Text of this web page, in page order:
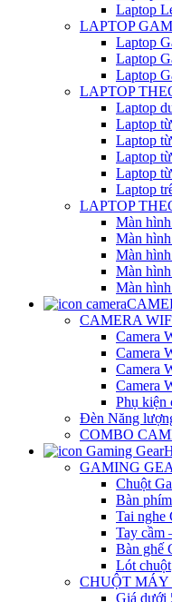
Laptop
LAPTOP
Laptop
Laptop
Laptop
LAPTOP
Laptop
Laptop
Laptop
Laptop
Laptop
Laptop
LAPTOP
Màn hình
Màn
Màn
Màn
Màn
CAMERA
Camera
Camera
Camera
Camera
Phụ kiện
Đèn Năng
COMBO
GAMING
Chuột
Bàn
Tai nghe
Tay cầm
Bàn ghế
Lót chuột
CHUỘT MÁY
Giá dưới